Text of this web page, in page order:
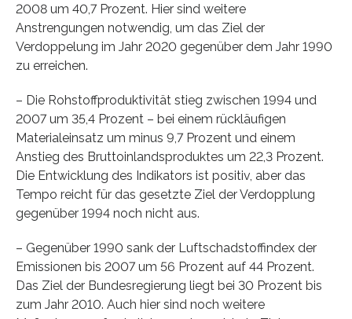
2008 um 40,7 Prozent. Hier sind weitere
Anstrengungen notwendig, um das Ziel der
Verdoppelung im Jahr 2020 gegenüber dem Jahr 1990
zu erreichen.
– Die Rohstoffproduktivität stieg zwischen 1994 und
2007 um 35,4 Prozent – bei einem rückläufigen
Materialeinsatz um minus 9,7 Prozent und einem
Anstieg des Bruttoinlandsproduktes um 22,3 Prozent.
Die Entwicklung des Indikators ist positiv, aber das
Tempo reicht für das gesetzte Ziel der Verdopplung
gegenüber 1994 noch nicht aus.
– Gegenüber 1990 sank der Luftschadstoffindex der
Emissionen bis 2007 um 56 Prozent auf 44 Prozent.
Das Ziel der Bundesregierung liegt bei 30 Prozent bis
zum Jahr 2010. Auch hier sind noch weitere